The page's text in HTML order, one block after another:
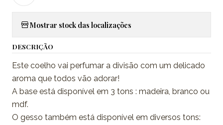
Mostrar stock das localizações
DESCRIÇÃO
Este coelho vai perfumar a divisão com um delicado
aroma que todos vão adorar!
A base está disponível em 3 tons : madeira, branco ou
mdf.
O gesso também está disponível em diversos tons: